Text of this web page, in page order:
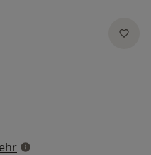
über Spezialisierungen